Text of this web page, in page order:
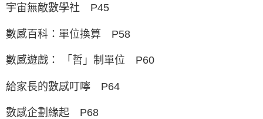
宇宙無敵數學社 P45
數感百科：單位換算 P58
數感遊戲： 「哲」制單位 P60
給家長的數感叮嚀 P64
數感企劃緣起 P68